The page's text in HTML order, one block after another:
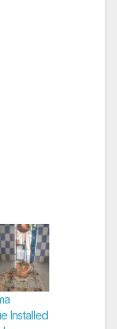
Installed